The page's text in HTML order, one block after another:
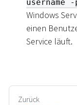
username -
Windows
einen
Service läuft.
Zurück